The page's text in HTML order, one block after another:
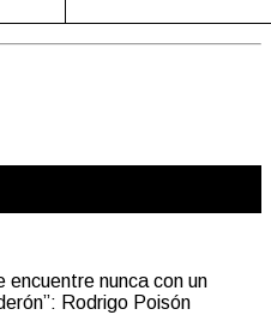
encuentre nunca con un
Rodrigo Poisón